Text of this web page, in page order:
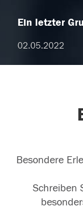
Ein letzter
02.05.2022
Besondere
Schreiben